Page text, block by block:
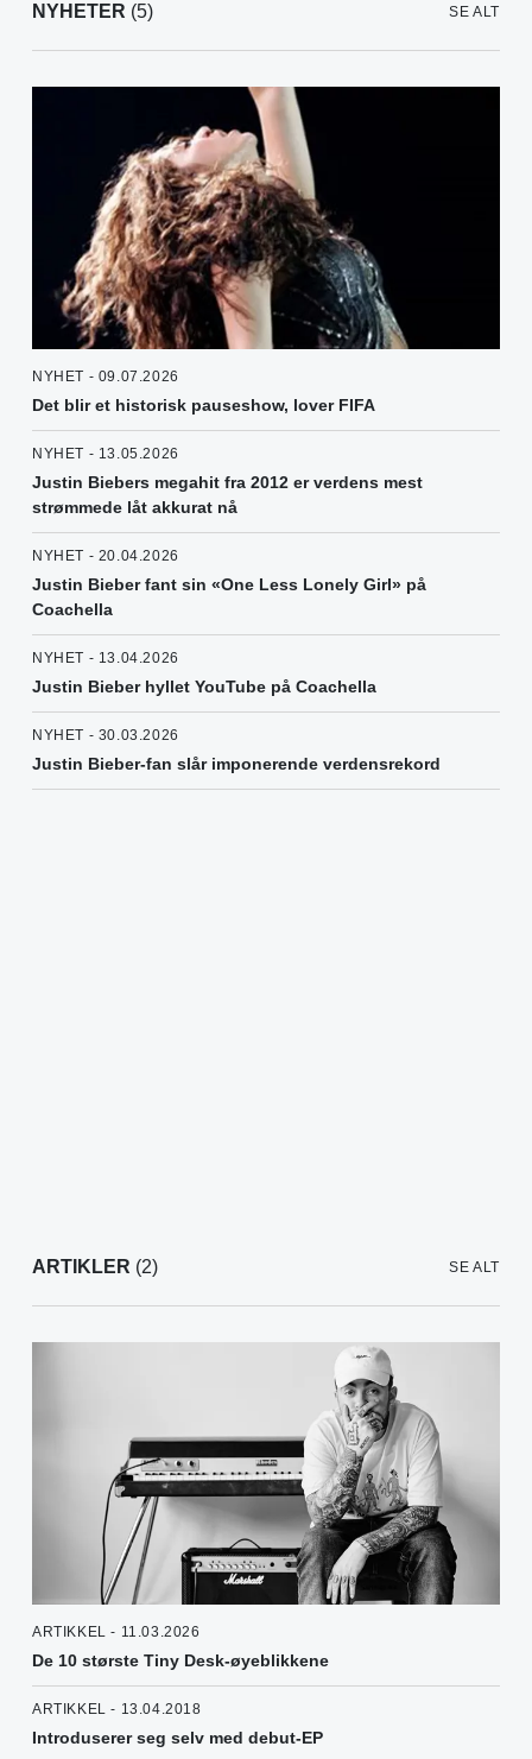
NYHETER (5) SE ALT
NYHET - 09.07.2026
Det blir et historisk pauseshow, lover FIFA
NYHET - 13.05.2026
Justin Biebers megahit fra 2012 er verdens mest
strømmede låt akkurat nå
NYHET - 20.04.2026
Justin Bieber fant sin «One Less Lonely Girl» på
Coachella
NYHET - 13.04.2026
Justin Bieber hyllet YouTube på Coachella
NYHET - 30.03.2026
Justin Bieber-fan slår imponerende verdensrekord
ARTIKLER (2) SE ALT
ARTIKKEL - 11.03.2026
De 10 største Tiny Desk-øyeblikkene
ARTIKKEL - 13.04.2018
Introduserer seg selv med debut-EP